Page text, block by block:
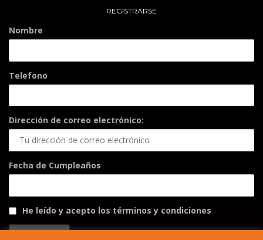
REGISTRARSE
Nombre
Telefono
Dirección de correo electrónico:
Fecha de Cumpleaños
He leído y acepto los términos y condiciones